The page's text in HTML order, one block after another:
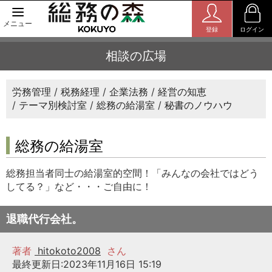
メニュー
登録 ログイン
相談の広場
労務管理 税務経理 企業法務
経営の知恵
テーマ別検討室
総務の給湯室 秘書のノウハウ
総務の給湯室
総務担当者同士の給湯室的空間！「みんなの会社ではどう
してる？」など・・・ご自由に！
退職代行会社。
著者 hitokoto2008
さん
最終更新日:2023年11月16日 15:19